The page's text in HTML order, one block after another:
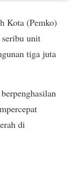
Kota (Pemko)
unit
tiga juta
di